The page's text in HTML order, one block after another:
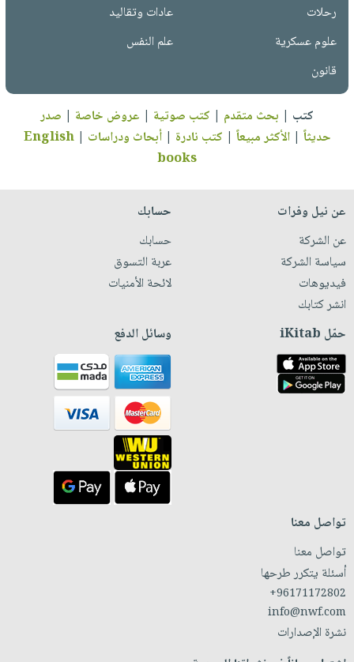
رحلات
عادات وتقاليد
علوم عسكرية
علم النفس
قانون
كتب | بحث متقدم | كتب صوتية | عروض خاصة | صدر
حديثاً |الأكثر مبيعاً | كتب نادرة |أبحاث ودراسات |
English
books
عن نيل وفرات
عن الشركة
سياسة الشركة
فيديوهات
انشر كتابك
حسابك
حسابك
عربة التسوق
لائحة الأمنيات
حمّل iKitab وسائل الدفع
تواصل معنا
تواصل معنا
أسئلة يتكرر طرحها
+96171172802
info@nwf.com
نشرة الإصدارات